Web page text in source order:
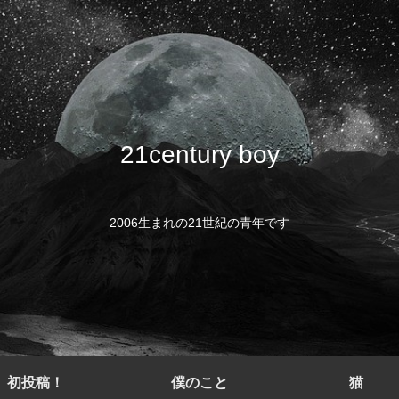
21century boy
2006生まれの21世紀の青年です
初投稿！ 僕のこと 猫